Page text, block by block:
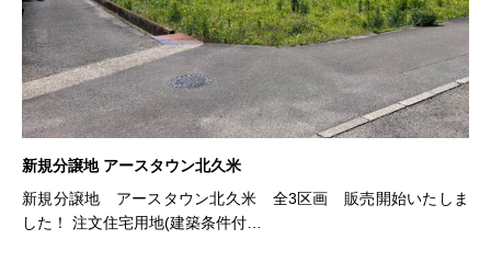
新規分譲地 アースタウン北久米
新規分譲地 アースタウン北久米 全3区画 販売開始いたしま
した！ 注文住宅用地(建築条件付…